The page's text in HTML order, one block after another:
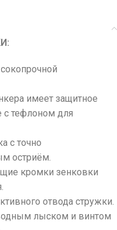
имеет защитное
с тефлоном для
с точно
остриём.
кромки зенковки
отвода стружки.
лыском и винтом